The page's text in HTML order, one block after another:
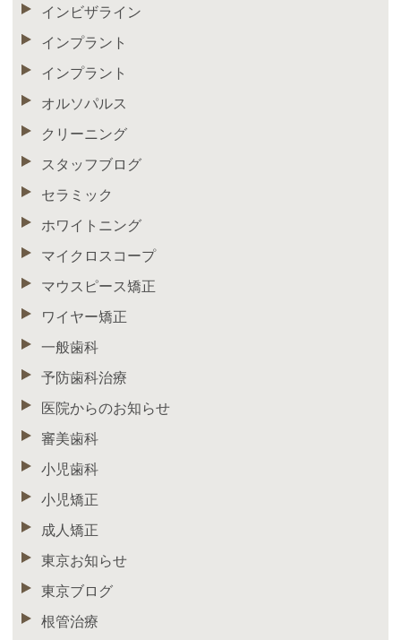
インビザライン
インプラント
インプラント
オルソパルス
クリーニング
スタッフブログ
セラミック
ホワイトニング
マイクロスコープ
マウスピース矯正
ワイヤー矯正
一般歯科
予防歯科治療
医院からのお知らせ
審美歯科
小児歯科
小児矯正
成人矯正
東京お知らせ
東京ブログ
根管治療